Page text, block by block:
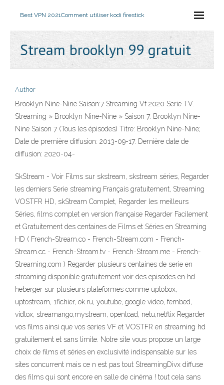
Best VPN 2021Comment utiliser kodi firestick
Stream brooklyn 99 gratuit
Author
Brooklyn Nine-Nine Saison:7 Streaming Vf 2020 Serie TV.
Streaming » Brooklyn Nine-Nine » Saison 7. Brooklyn Nine-
Nine Saison 7 (Tous les épisodes) Titre: Brooklyn Nine-Nine;
Date de première diffusion: 2013-09-17. Dernière date de
diffusion: 2020-04-
SkStream - Voir Films sur skstream, skstream séries, Regarder
les derniers Serie streaming Français gratuitement, Streaming
VOSTFR HD, skStream Complet, Regarder les meilleurs
Séries, films complet en version française Regarder Facilement
et Gratuitement des centaines de Films et Séries en Streaming
HD ( French-Stream.co - French-Stream.com - French-
Stream.cc - French-Stream.tv - French-Stream.me - French-
Streaming.com ) Regarder plusieurs centaines de serie en
streaming disponible gratuitement voir des episodes en hd
heberger sur plusieurs plateformes comme uptobox,
uptostream, 1fichier, ok.ru, youtube, google video, fembed,
vidlox, streamango,mystream, openload, netu,netflix Regarder
vos films ainsi que vos series VF et VOSTFR en streaming hd
gratuitement et sans limite. Notre site vous propose un large
choix de films et séries en exclusivité indispensable sur les
sites concurrent mais ce n est pas tout StreamingDivx diffuse
des films qui sont encore en salle de cinéma ! tout cela sans